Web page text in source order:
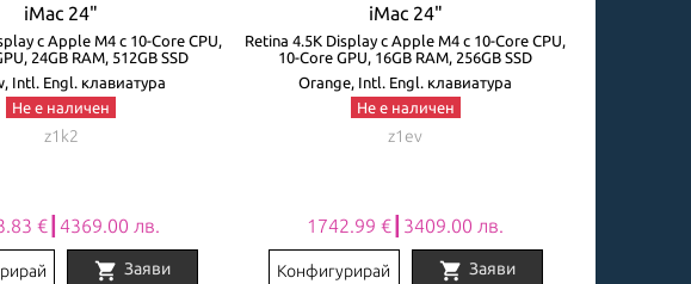
iMac 24"
с Apple M4 с 10-Core CPU,
24GB RAM, 512GB SSD
Intl. Engl. клавиатура
Не е наличен
z1k2
€┃4369.00 лв.
shopping_cart Заяви
iMac 24"
Retina 4.5K Display с Apple M4 с 10-Core CPU,
10-Core GPU, 16GB RAM, 256GB SSD
Orange, Intl. Engl. клавиатура
Не е наличен
z1ev
1742.99 €┃3409.00 лв.
Конфигурирай shopping_cart Заяви